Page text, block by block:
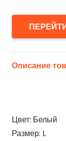
Описание
Цвет: Белый
Размер: L